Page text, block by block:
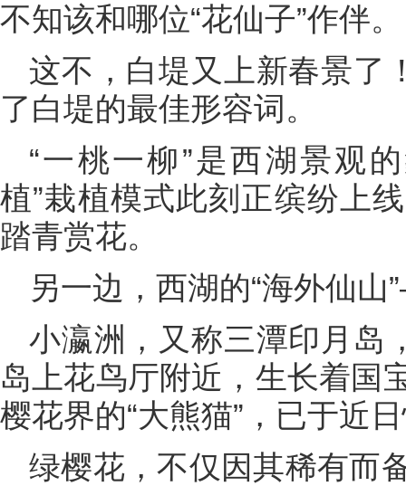
不知该和哪位“花仙子”作伴。
这不，白堤又上新春景了
了白堤的最佳形容词。
“一桃一柳”是西湖景观
植”栽植模式此刻正缤纷上
踏青赏花。
另一边，西湖的“海外仙
小瀛洲，又称三潭印月岛
岛上花鸟厅附近，生长着国
樱花界的“大熊猫”，已于近
绿樱花，不仅因其稀有而